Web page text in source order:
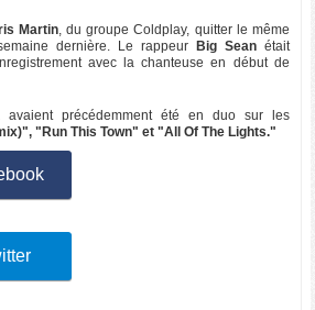
Martin, du groupe Coldplay, quitter le même
dernière. Le rappeurBig Seanétait
avec la chanteuse en début de
avaient précédemment été en duo sur les
"Run This Town" et "All Of The Lights."